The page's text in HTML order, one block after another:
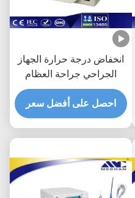
انخفاض درجة حرارة الجهاز
الجراحي جراحة العظام
البلازما طفيفة التوغل
احصل على أفضل سعر